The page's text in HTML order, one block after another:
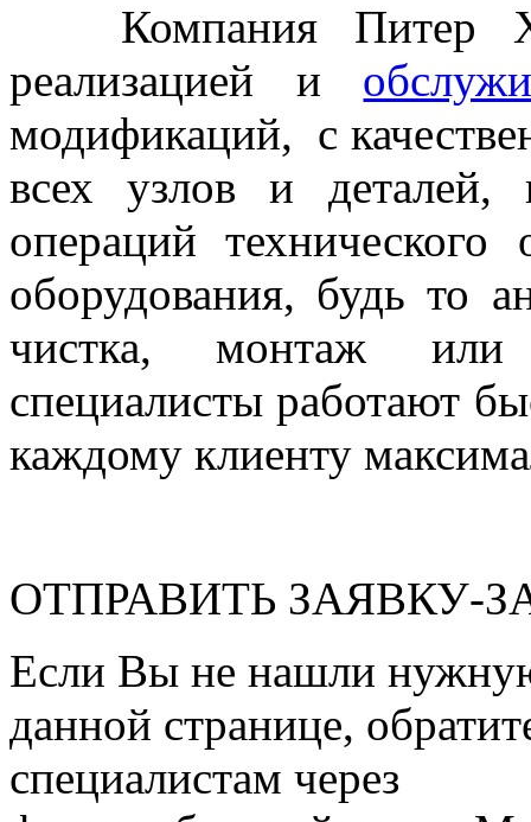
Компания Питер
реализацией и
модификаций, с
всех узлов и деталей,
операций
оборудования, будь то
чистка, монтаж
специалисты работают
каждому клиенту
ОТПРАВИТЬ ЗАЯВКУ-
Если Вы не нашли
данной странице,
специалистам через